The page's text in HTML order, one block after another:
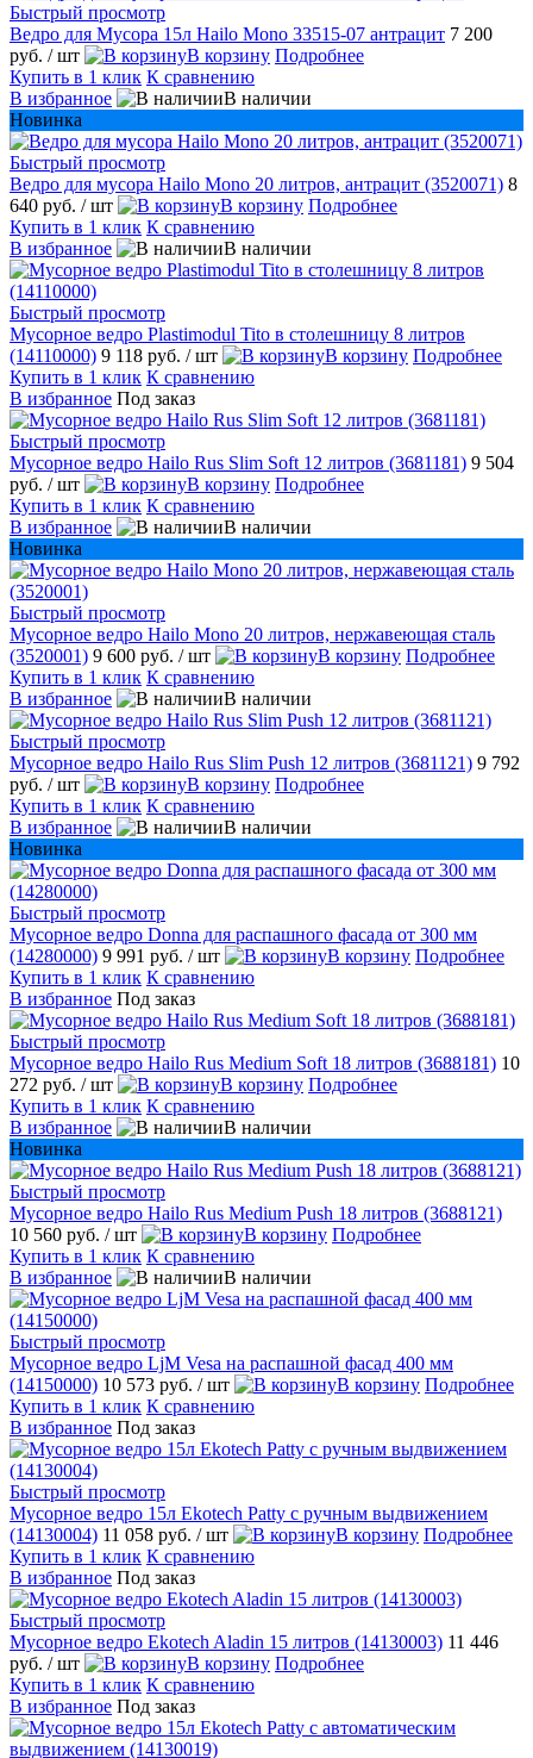
Быстрый просмотр
Ведро для Мусора 15л Hailo Mono 33515-07 антрацит 7 200
руб. / шт В корзину Подробнее
Купить в 1 клик К сравнению
В избранное
В наличии
Новинка
Быстрый просмотр
Ведро для мусора Hailo Mono 20 литров, антрацит (3520071) 8
640 руб. / шт В корзину Подробнее
Купить в 1 клик К сравнению
В избранное
В наличии
Быстрый просмотр
Мусорное ведро Plastimodul Tito в столешницу 8 литров
(14110000) 9 118 руб. / шт В корзину Подробнее
Купить в 1 клик К сравнению
В избранное Под заказ
Быстрый просмотр
Мусорное ведро Hailo Rus Slim Soft 12 литров (3681181) 9 504
руб. / шт В корзину Подробнее
Купить в 1 клик К сравнению
В избранное
В наличии
Новинка
Быстрый просмотр
Мусорное ведро Hailo Mono 20 литров, нержавеющая сталь
(3520001) 9 600 руб. / шт В корзину Подробнее
Купить в 1 клик К сравнению
В избранное
В наличии
Быстрый просмотр
Мусорное ведро Hailo Rus Slim Push 12 литров (3681121) 9 792
руб. / шт В корзину Подробнее
Купить в 1 клик К сравнению
В избранное
В наличии
Новинка
Быстрый просмотр
Мусорное ведро Donna для распашного фасада от 300 мм
(14280000) 9 991 руб. / шт В корзину Подробнее
Купить в 1 клик К сравнению
В избранное Под заказ
Быстрый просмотр
Мусорное ведро Hailo Rus Medium Soft 18 литров (3688181) 10
272 руб. / шт В корзину Подробнее
Купить в 1 клик К сравнению
В избранное
В наличии
Новинка
Быстрый просмотр
Мусорное ведро Hailo Rus Medium Push 18 литров (3688121)
10 560 руб. / шт В корзину Подробнее
Купить в 1 клик К сравнению
В избранное
В наличии
Быстрый просмотр
Мусорное ведро LjM Vesa на распашной фасад 400 мм
(14150000) 10 573 руб. / шт В корзину Подробнее
Купить в 1 клик К сравнению
В избранное Под заказ
Быстрый просмотр
Мусорное ведро 15л Ekotech Patty с ручным выдвижением
(14130004) 11 058 руб. / шт В корзину Подробнее
Купить в 1 клик К сравнению
В избранное Под заказ
Быстрый просмотр
Мусорное ведро Ekotech Aladin 15 литров (14130003) 11 446
руб. / шт В корзину Подробнее
Купить в 1 клик К сравнению
В избранное Под заказ